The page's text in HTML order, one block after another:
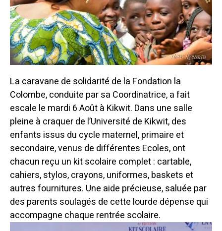
La caravane de solidarité de la Fondation la
Colombe, conduite par sa Coordinatrice, a fait
escale le mardi 6 Août à Kikwit. Dans une salle
pleine à craquer de l’Université de Kikwit, des
enfants issus du cycle maternel, primaire et
secondaire, venus de différentes Ecoles, ont
chacun reçu un kit scolaire complet : cartable,
cahiers, stylos, crayons, uniformes, baskets et
autres fournitures. Une aide précieuse, saluée par
des parents soulagés de cette lourde dépense qui
accompagne chaque rentrée scolaire.